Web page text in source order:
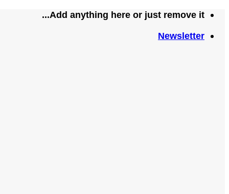
تخطيAdd anything here or just remove it...
Newsletter